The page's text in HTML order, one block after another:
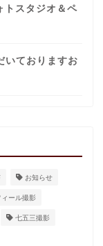
スタジオ＆ペ
いておりますお
お知らせ
ィール撮影
七五三撮影